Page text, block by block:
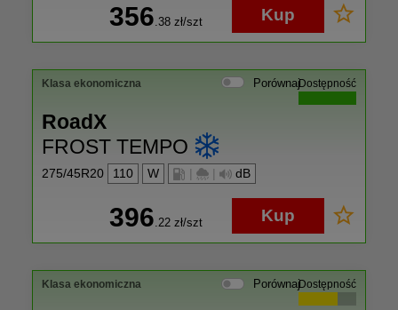
356 .38zł/szt Kup
Klasa ekonomiczna PorównajDostępność
RoadX
FROST TEMPO
275/45R20 110 W | | dB
396.22zł/szt Kup
Klasa ekonomiczna PorównajDostępność